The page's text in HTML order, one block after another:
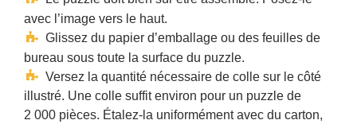
avec l’image vers le haut.
Glissez du papier d’emballage ou des feuilles de
bureau sous toute la surface du puzzle.
Versez la quantité nécessaire de colle sur le côté
illustré. Une colle suffit environ pour un puzzle de
2 000 pièces. Étalez-la uniformément avec du carton,